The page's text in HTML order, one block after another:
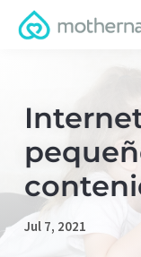
Jul 7, 2021